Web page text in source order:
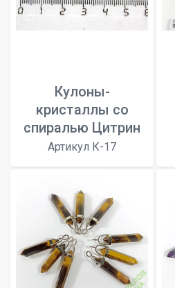
Кулоны-
кристаллы со
спиралью Цитрин
Артикул К-17